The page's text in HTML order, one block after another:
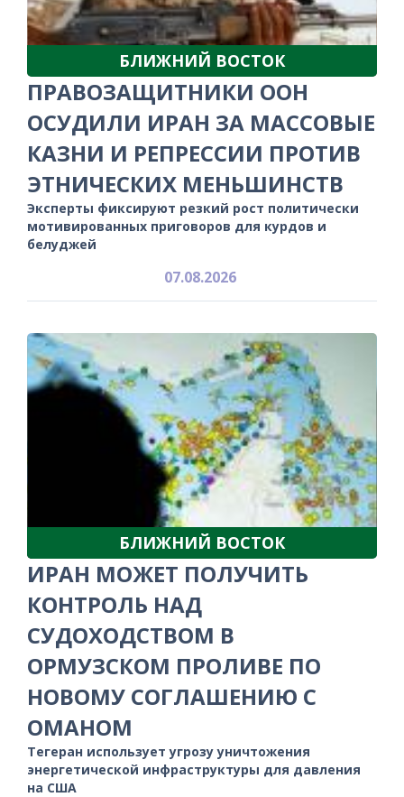
БЛИЖНИЙ ВОСТОК
ПРАВОЗАЩИТНИКИ ООН
ОСУДИЛИ ИРАН ЗА МАССОВЫЕ
КАЗНИ И РЕПРЕССИИ ПРОТИВ
ЭТНИЧЕСКИХ МЕНЬШИНСТВ
Эксперты фиксируют резкий рост политически
мотивированных приговоров для курдов и
белуджей
07.08.2026
БЛИЖНИЙ ВОСТОК
ИРАН МОЖЕТ ПОЛУЧИТЬ
КОНТРОЛЬ НАД
СУДОХОДСТВОМ В
ОРМУЗСКОМ ПРОЛИВЕ ПО
НОВОМУ СОГЛАШЕНИЮ С
ОМАНОМ
Тегеран использует угрозу уничтожения
энергетической инфраструктуры для давления
на США